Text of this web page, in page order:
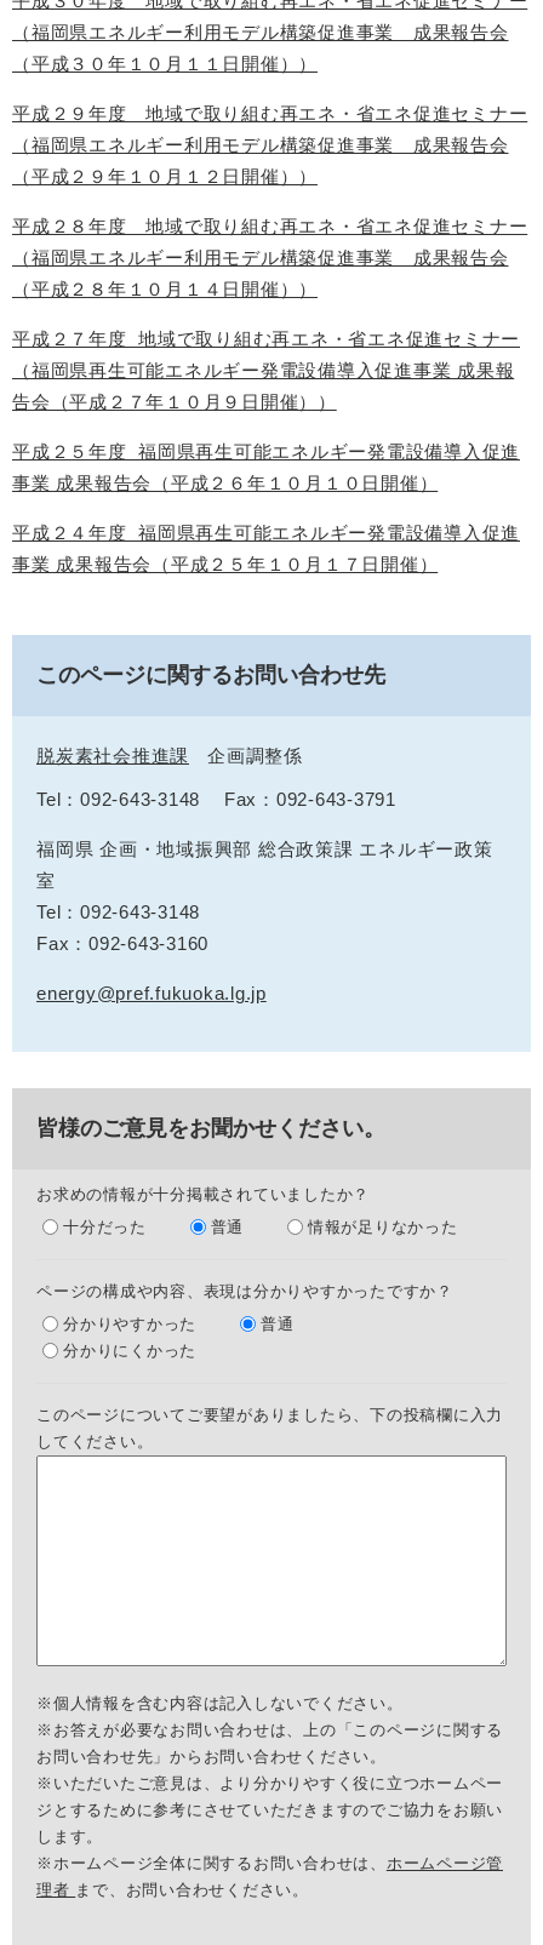
（福岡県エネルギー利用モデル構築促進事業 成果報告会
（平成３０年１０月１１日開催））
平成２９年度 地域で取り組む再エネ・省エネ促進セミナー
（福岡県エネルギー利用モデル構築促進事業 成果報告会
（平成２９年１０月１２日開催））
平成２８年度 地域で取り組む再エネ・省エネ促進セミナー
（福岡県エネルギー利用モデル構築促進事業 成果報告会
（平成２８年１０月１４日開催））
平成２７年度 地域で取り組む再エネ・省エネ促進セミナー
（福岡県再生可能エネルギー発電設備導入促進事業 成果報
告会（平成２７年１０月９日開催））
平成２５年度 福岡県再生可能エネルギー発電設備導入促進
事業 成果報告会（平成２６年１０月１０日開催）
平成２４年度 福岡県再生可能エネルギー発電設備導入促進
事業 成果報告会（平成２５年１０月１７日開催）
このページに関するお問い合わせ先
脱炭素社会推進課 企画調整係
Tel：092-643-3148 Fax：092-643-3791
福岡県 企画・地域振興部 総合政策課 エネルギー政策
室
Tel：092-643-3148
Fax：092-643-3160
energy@pref.fukuoka.lg.jp
皆様のご意見をお聞かせください。
お求めの情報が十分掲載されていましたか？
十分だった
普通 情報が足りなかった
ページの構成や内容、表現は分かりやすかったですか？
分かりやすかった
普通
分かりにくかった
このページについてご要望がありましたら、下の投稿欄に入力
してください。
※個人情報を含む内容は記入しないでください。
※お答えが必要なお問い合わせは、上の「このページに関する
お問い合わせ先」からお問い合わせください。
※いただいたご意見は、より分かりやすく役に立つホームペー
ジとするために参考にさせていただきますのでご協力をお願い
します。
※ホームページ全体に関するお問い合わせは、 ホームページ管
理者 まで、お問い合わせください。